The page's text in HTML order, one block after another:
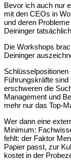
Bevor ich auch nur
mit den CEOs in
und deren
Deininger
Die Workshops
Deininger
Schlüsselpositionen
Führungskräfte
erschweren die
Management und
mehr nur das Top-
Wer dann eine
Minimum:
fehlt: der Faktor
Papier passt, zur
kostet in der